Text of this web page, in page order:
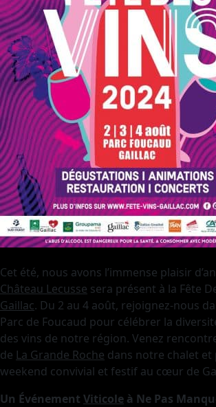
Cet été, nous avons l’immense plaisir
Château Lecusse sera présent à la Fête
Gaillac. Du 2 au 4 août, rejoignez-nous
Parc de Foucaud pour célébrer la
des vins de notre région. Venez
de La Grande Roche dans notre chalet et
weekend convivial et festif au cœur de
Un Événement Viticole à Ne Pas